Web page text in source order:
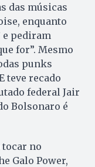
das músicas
enquanto
e pediram
for”. Mesmo
punks
teve recado
federal Jair
Bolsonaro é
tocar no
Galo Power,